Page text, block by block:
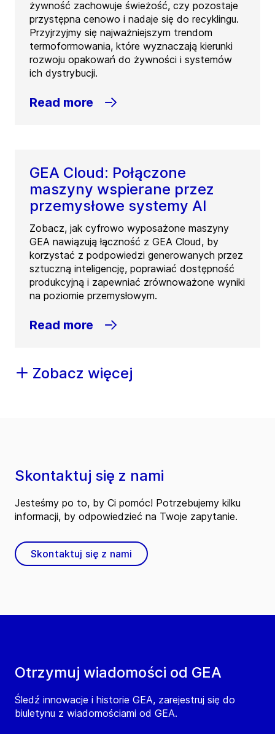
żywność zachowuje świeżość, czy pozostaje
przystępna cenowo i nadaje się do recyklingu.
Przyjrzyjmy się najważniejszym trendom
termoformowania, które wyznaczają kierunki
rozwoju opakowań do żywności i systemów
ich dystrybucji.
Read more
GEA Cloud: Połączone
maszyny wspierane przez
przemysłowe systemy AI
Zobacz, jak cyfrowo wyposażone maszyny
GEA nawiązują łączność z GEA Cloud, by
korzystać z podpowiedzi generowanych przez
sztuczną inteligencję, poprawiać dostępność
produkcyjną i zapewniać zrównoważone wyniki
na poziomie przemysłowym.
Read more
Zobacz więcej
Otrzymuj wiadomości od GEA
Śledź innowacje i historie GEA, zarejestruj się do
biuletynu z wiadomościami od GEA.
Skontaktuj się z nami
Jesteśmy po to, by Ci pomóc! Potrzebujemy kilku
informacji, by odpowiedzieć na Twoje zapytanie.
Skontaktuj się z nami